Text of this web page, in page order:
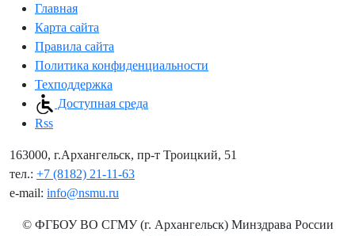
Главная
Карта сайта
Правила сайта
Политика конфиденциальности
Техподдержка
Доступная среда
Rss
163000, г.Архангельск, пр-т Троицкий, 51
тел.: +7 (8182) 21-11-63
e-mail: info@nsmu.ru
© ФГБОУ ВО СГМУ (г. Архангельск) Минздрава России